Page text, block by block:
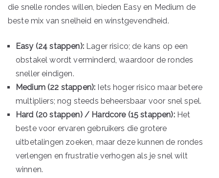
die snelle rondes willen, bieden Easy en Medium de
beste mix van snelheid en winstgevendheid.
Easy (24 stappen):Lager risico; de kans op een
obstakel wordt verminderd, waardoor de rondes
sneller eindigen.
Medium (22 stappen): Iets hoger risico maar betere
multipliers; nog steeds beheersbaar voor snel spel.
Hard (20 stappen) / Hardcore (15 stappen):Het
beste voor ervaren gebruikers die grotere
uitbetalingen zoeken, maar deze kunnen de rondes
verlengen en frustratie verhogen als je snel wilt
winnen.